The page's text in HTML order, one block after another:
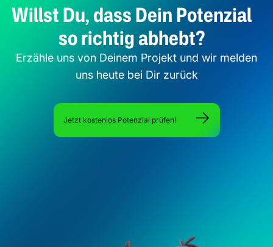
Willst Du, dass Dein Potenzial
so richtig abhebt?
Erzähle uns von Deinem Projekt und wir melden
uns heute bei Dir zurück
Jetzt kostenlos Potenzial prüfen!